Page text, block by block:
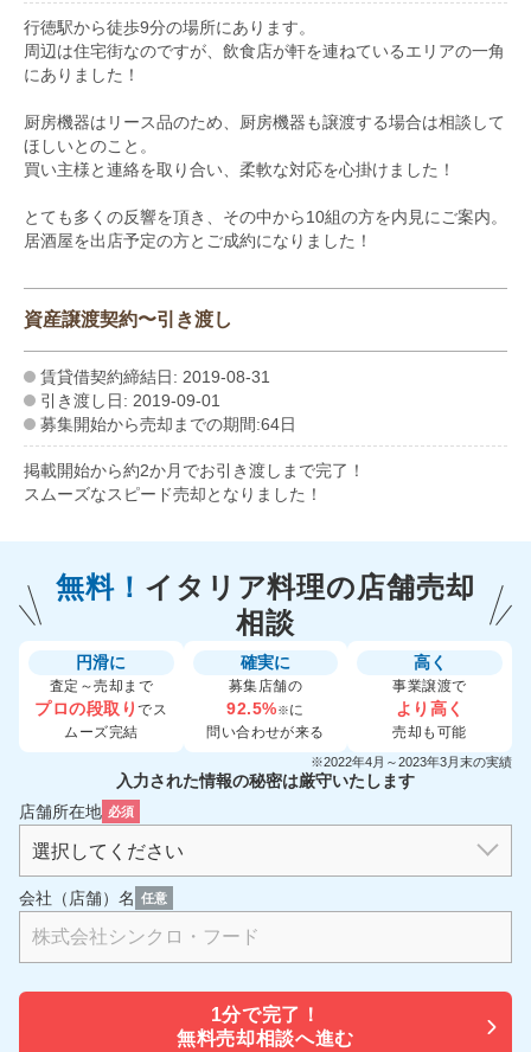
行徳駅から徒歩9分の場所にあります。
周辺は住宅街なのですが、飲食店が軒を連ねているエリアの一角
にありました！
厨房機器はリース品のため、厨房機器も譲渡する場合は相談して
ほしいとのこと。
買い主様と連絡を取り合い、柔軟な対応を心掛けました！
とても多くの反響を頂き、その中から10組の方を内見にご案内。
居酒屋を出店予定の方とご成約になりました！
資産譲渡契約〜引き渡し
賃貸借契約締結日: 2019-08-31
引き渡し日: 2019-09-01
募集開始から売却までの期間:64日
掲載開始から約2か月でお引き渡しまで完了！
スムーズなスピード売却となりました！
無料！ イタリア料理の店舗売却
相談
円滑に
査定～売却まで
プロの段取りでス
ムーズ完結
確実に
募集店舗の
92.5%※に
問い合わせが来る
高く
事業譲渡で
より高く
売却も可能
※2022年4月～2023年3月末の実績
入力された情報の秘密は厳守いたします
店舗所在地 必須
会社（店舗）名 任意
1分で完了！
無料売却相談へ進む